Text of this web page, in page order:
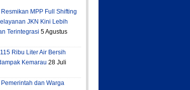
MPP Full Shifting
JKN Kini Lebih
Terintegrasi 5 Agustus
Ribu Liter Air Bersih
Kemarau 28 Juli
Pemerintah dan Warga